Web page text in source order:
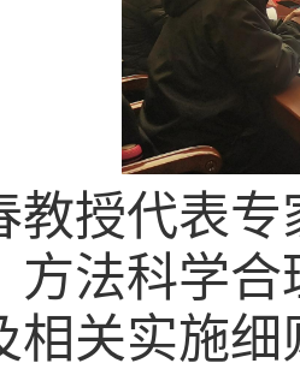
教授代表
方法科学
相关实施